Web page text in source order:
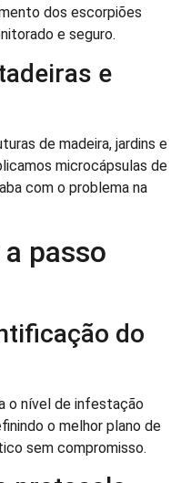
dos escorpiões
e seguro.
e
de madeira, jardins e
microcápsulas de
com o problema na
passo
do
o nível de infestação
o melhor plano de
sem compromisso.